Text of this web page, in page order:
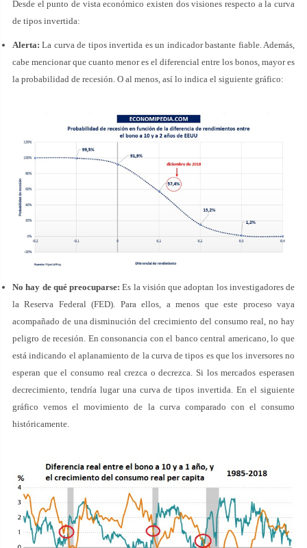
Desde el punto de vista económico existen dos visiones respecto a la curva
de tipos invertida:
Alerta: La curva de tipos invertida es un indicador bastante fiable. Además,
cabe mencionar que cuanto menor es el diferencial entre los bonos, mayor es
la probabilidad de recesión. O al menos, así lo indica el siguiente gráfico:
No hay de qué preocuparse:Es la visión que adoptan los investigadores de
la Reserva Federal (FED). Para ellos, a menos que este proceso vaya
acompañado de una disminución del crecimiento del consumo real, no hay
peligro de recesión. En consonancia con el banco central americano, lo que
está indicando el aplanamiento de la curva de tipos es que los inversores no
esperan que el consumo real crezca o decrezca. Si los mercados esperasen
decrecimiento, tendría lugar una curva de tipos invertida. En el siguiente
gráfico vemos el movimiento de la curva comparado con el consumo
históricamente.